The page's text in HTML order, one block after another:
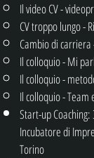
Il video CV -
CV troppo lungo -
Cambio di
Il colloquio - Mi
Il colloquio -
Il colloquio - Team
Start-up Coaching:
Incubatore di
Torino